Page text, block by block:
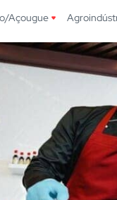
Açougue